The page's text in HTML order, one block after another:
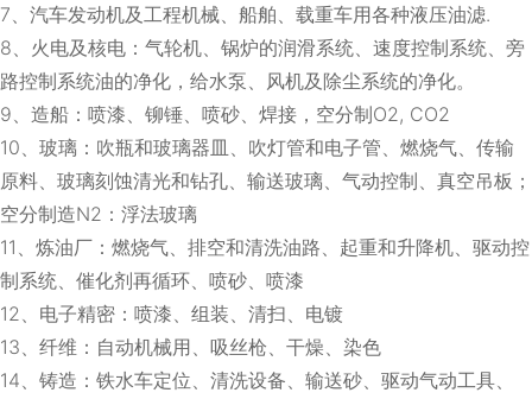
7、汽车发动机及工程机械、船舶、载重车用各种液压油滤.
8、火电及核电：气轮机、锅炉的润滑系统、速度控制系统、旁
路控制系统油的净化，给水泵、风机及除尘系统的净化。
9、造船：喷漆、铆锤、喷砂、焊接，空分制O2, CO2
10、玻璃：吹瓶和玻璃器皿、吹灯管和电子管、燃烧气、传输
原料、玻璃刻蚀清光和钻孔、输送玻璃、气动控制、真空吊板；
空分制造N2：浮法玻璃
11、炼油厂：燃烧气、排空和清洗油路、起重和升降机、驱动控
制系统、催化剂再循环、喷砂、喷漆
12、电子精密：喷漆、组装、清扫、电镀
13、纤维：自动机械用、吸丝枪、干燥、染色
14、铸造：铁水车定位、清洗设备、输送砂、驱动气动工具、